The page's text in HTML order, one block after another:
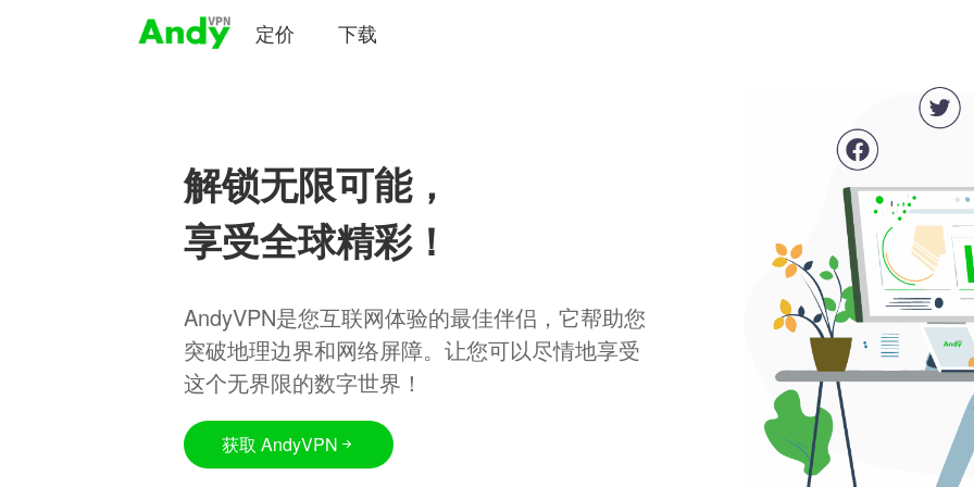
定价 下载
解锁无限可能，
享受全球精彩！
AndyVPN是您互联网体验的最佳伴侣，它帮助您
突破地理边界和网络屏障。让您可以尽情地享受
这个无界限的数字世界！
获取 AndyVPN